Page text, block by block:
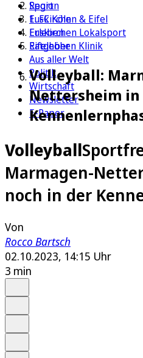
Sport
1. FC Köln
Erleben
Ratgeber
Aus aller Welt
Politik
Wirtschaft
Newsletter
E-Paper
Region
Euskirchen & Eifel
Euskirchen Lokalsport
Eifelhöhen Klinik
Volleyball:
Nettersheim in
Volleyball
Marmagen-
noch in der
Von
Rocco Bartsch
02.10.2023, 14:15 Uhr
3 min